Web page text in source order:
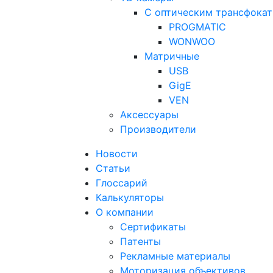
С оптическим
PROGMATIC
WONWOO
Матричные
USB
GigE
VEN
Аксессуары
Производители
Новости
Статьи
Глоссарий
Калькуляторы
О компании
Сертификаты
Патенты
Рекламные материалы
Моторизация объективов